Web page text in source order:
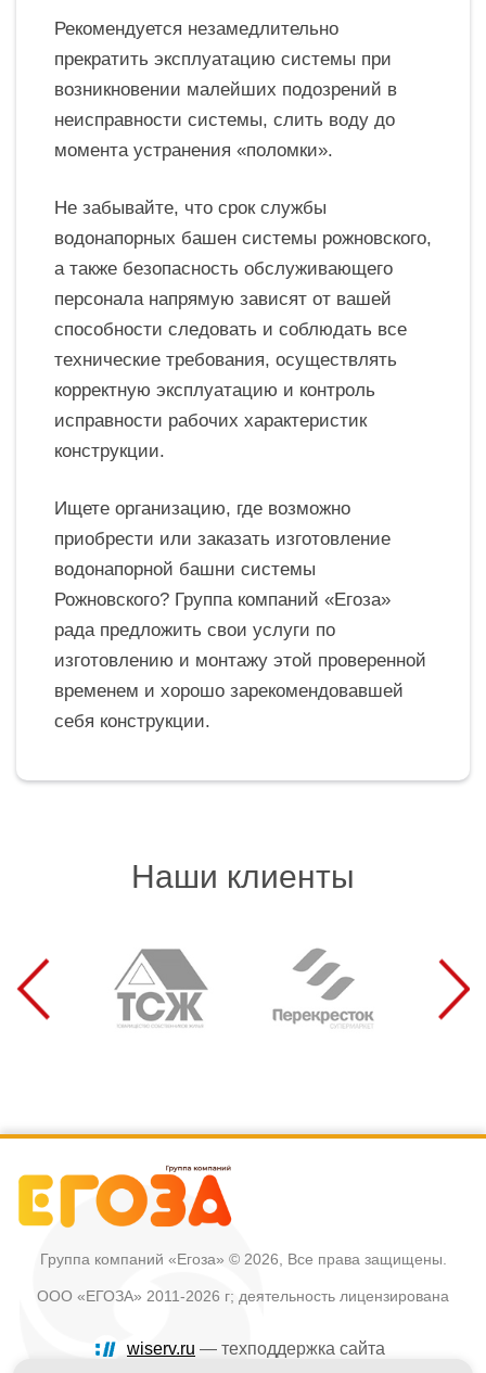
Рекомендуется незамедлительно
прекратить эксплуатацию системы при
возникновении малейших подозрений в
неисправности системы, слить воду до
момента устранения «поломки».
Не забывайте, что срок службы
водонапорных башен системы рожновского,
а также безопасность обслуживающего
персонала напрямую зависят от вашей
способности следовать и соблюдать все
технические требования, осуществлять
корректную эксплуатацию и контроль
исправности рабочих характеристик
конструкции.
Ищете организацию, где возможно
приобрести или заказать изготовление
водонапорной башни системы
Рожновского? Группа компаний «Егоза»
рада предложить свои услуги по
изготовлению и монтажу этой проверенной
временем и хорошо зарекомендовавшей
себя конструкции.
Наши клиенты
Группа компаний «Егоза» © 2026, Все права защищены.
ООО «ЕГОЗА» 2011-2026 г; деятельность лицензирована
wiserv.ru — техподдержка сайта